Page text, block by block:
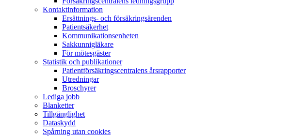
Kontaktinformation
Ersättnings- och försäkringsärenden
Patientsäkerhet
Kommunikationsenheten
Sakkunnigläkare
För mötesgäster
Statistik och publikationer
Patientförsäkringscentralens årsrapporter
Utredningar
Broschyrer
Lediga jobb
Blanketter
Tillgänglighet
Dataskydd
Spårning utan cookies